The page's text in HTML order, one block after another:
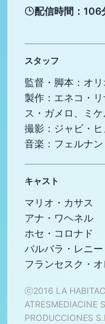
配信時間：106
スタッフ
監督・脚本：オ
製作：エネコ・
ス・ガメロ、ミ
撮影：ジャビ・ヒ
音楽：フェルナ
キャスト
マリオ・カサス
アナ・ワヘネル
ホセ・コロナド
バルバラ・レニー
フランセスク・
ⓒ2016 LA
ATRESMEDIACINE
PRODUCCIONES